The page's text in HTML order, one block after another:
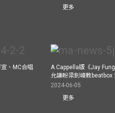
更多
、MC合唱
A Cappella版《Jay
允謙盼梁釗峰教beatbox
2024-06-05
更多